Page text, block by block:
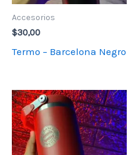
Accesorios
$30,00
Termo – Barcelona Negro